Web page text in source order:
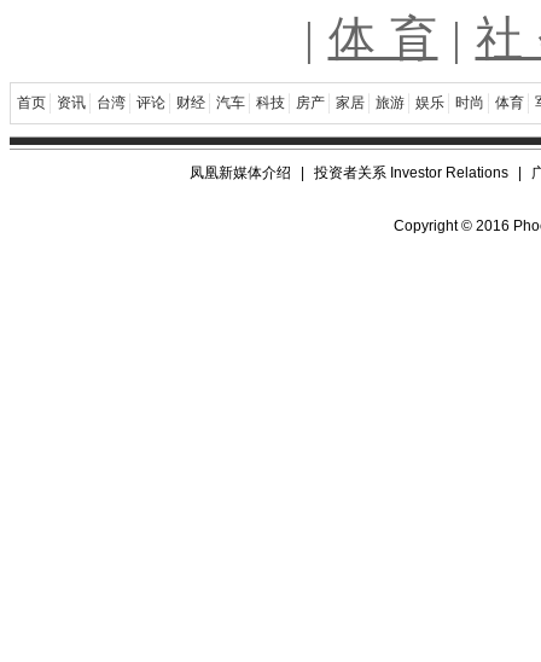
| 体 育 | 社
首页 资讯 台湾 评论 财经 汽车 科技 房产 家居 旅游 娱乐 时尚 体育
凤凰新媒体介绍 | 投资者关系 Investor Relations |
Copyright © 2016